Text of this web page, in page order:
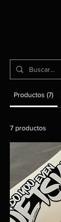
Productos (7)
7 productos